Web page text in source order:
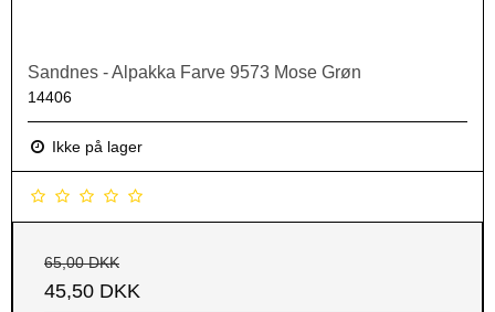
Sandnes - Alpakka Farve 9573 Mose Grøn
14406
Ikke på lager
65,00 DKK
45,50 DKK